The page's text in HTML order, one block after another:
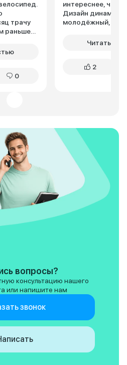
трачу
раньше
пару
как и я,
–
0
интереснее, чем
Дизайн
молодёжный,
современно:
кнопочек. Самое
сугробам тоже
проблем. По
посадка выше,
очень нравится,
видно дорогу. В
Cityray отличный
кроссовер. Я
довольна
Ceed конечно
основном в
Читать
2
вопросы?
консультацию нашего
или напишите нам
звонок